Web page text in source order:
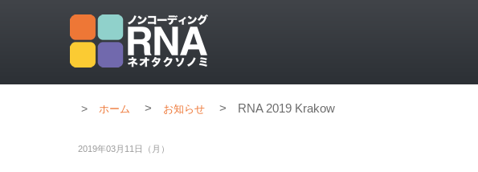
ホーム > お知らせ > RNA 2019 Krakow
2019年03月11日（月）